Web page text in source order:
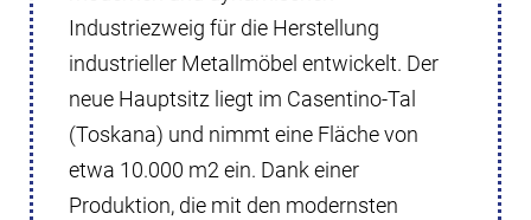
Industriezweig für die Herstellung
industrieller Metallmöbel entwickelt. Der
neue Hauptsitz liegt im Casentino-Tal
(Toskana) und nimmt eine Fläche von
etwa 10.000 m2 ein. Dank einer
Produktion, die mit den modernsten